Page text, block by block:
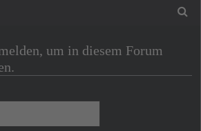
um in diesem Forum